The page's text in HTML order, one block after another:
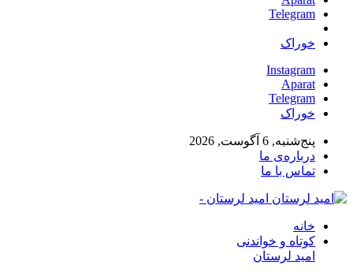
Telegram
خوراک
Instagram
Aparat
Telegram
خوراک
پنج‌شنبه, 6 آگوست, 2026
درباره‌ی ما
تماس با ما
امید لرستان -
خانه
کوتاه و خواندنی
امید لرستان